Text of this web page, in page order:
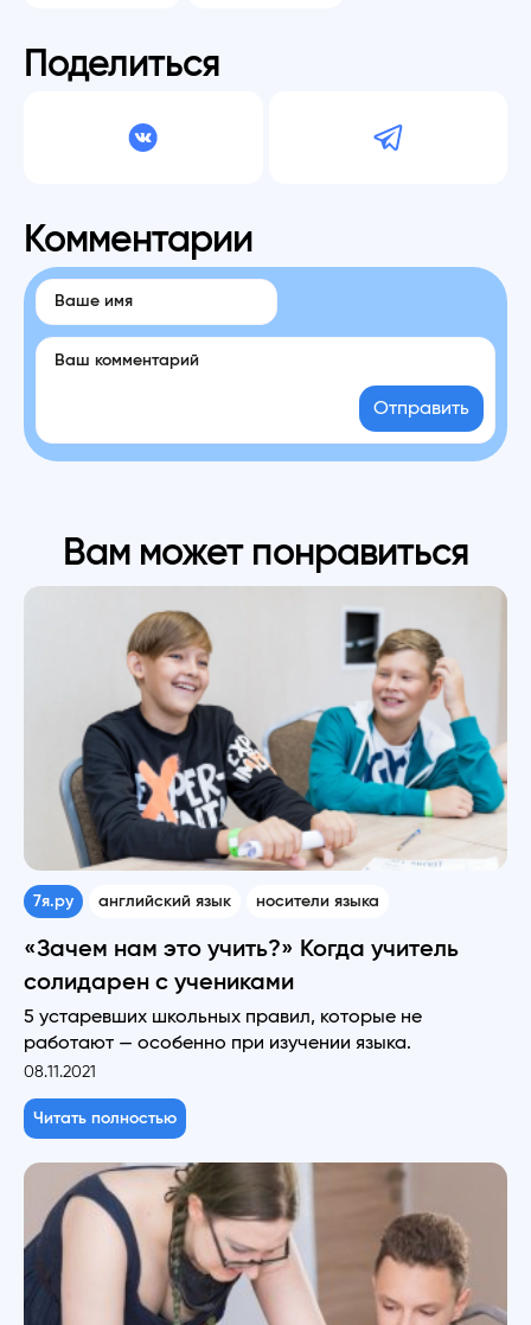
Поделиться
Комментарии
Отправить
Вам может понравиться
7я.ру английский язык носители языка
«Зачем нам это учить?» Когда учитель
солидарен с учениками
5 устаревших школьных правил, которые не
работают — особенно при изучении языка.
08.11.2021
Читать полностью